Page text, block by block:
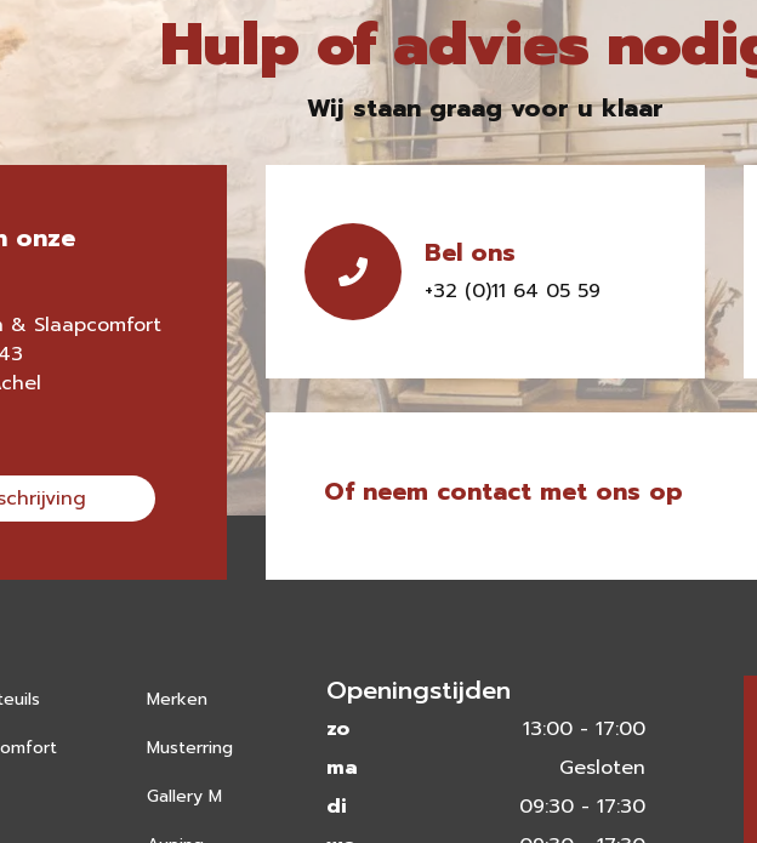
Hulp of advies
Wij staan graag voor u klaar
onze
& Slaapcomfort
Bel ons
+32 (0)11 64 05 59
Of neem contact met ons op
Merken
Musterring
Gallery M
Openingstijden
zo
13:00 - 17:00
ma
Gesloten
di
09:30 - 17:30